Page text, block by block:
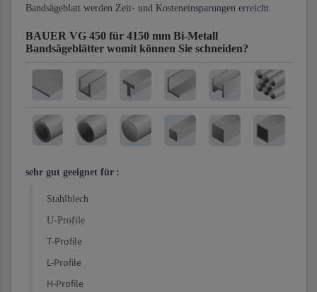
Bandsägeblatt werden Zeit- und Kosteneinsparungen erreicht.
BAUER VG 450 für 4150 mm Bi-Metall
Bandsägeblätter womit können Sie schneiden?
sehr gut geeignet für :
Stahlblech
U-Profile
T-Profile
L-Profile
H-Profile